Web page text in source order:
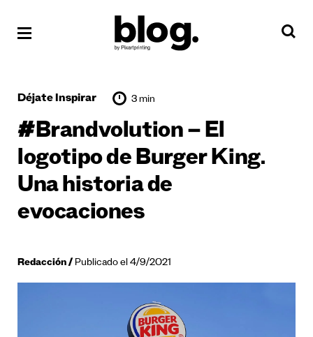
Déjate Inspirar 3 min
#Brandvolution – El
logotipo de Burger King.
Una historia de
evocaciones
Redacción Publicado el 4/9/2021